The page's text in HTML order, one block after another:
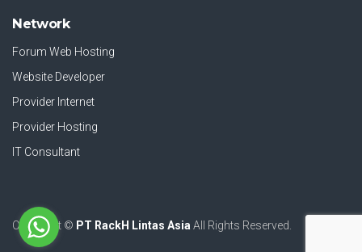
Network
Forum Web Hosting
Website Developer
Provider Internet
Provider Hosting
IT Consultant
Copyright © PT RackH Lintas Asia All Rights Reserved.